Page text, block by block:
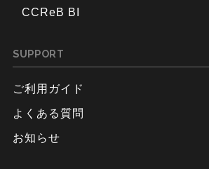
CCReB BI
SUPPORT
ご利用ガイド
よくある質問
お知らせ